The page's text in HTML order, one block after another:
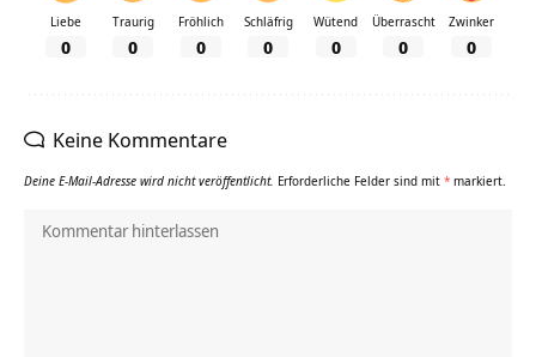
Liebe
0
Traurig
0
Fröhlich
0
Schläfrig
0
Wütend
0
Überrascht
0
Zwinker
0
Keine Kommentare
Deine E-Mail-Adresse wird nicht veröffentlicht. Erforderliche Felder sind mit * markiert.